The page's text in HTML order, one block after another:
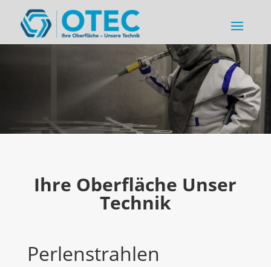
Ihre Oberfläche Unser
Technik
Perlenstrahlen